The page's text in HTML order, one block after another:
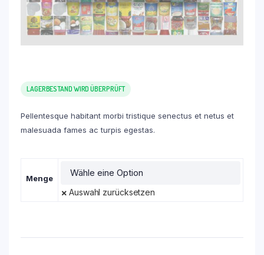
LAGERBESTAND WIRD ÜBERPRÜFT
Pellentesque habitant morbi tristique senectus et netus et
malesuada fames ac turpis egestas.
Menge
Auswahl zurücksetzen